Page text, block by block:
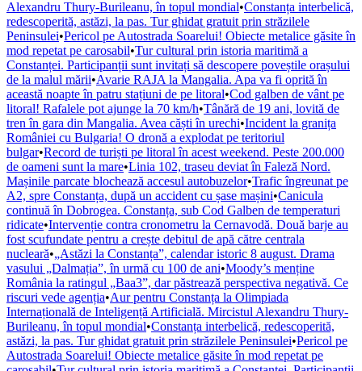
Alexandru Thury-Burileanu, în topul mondial•Constanța interbelică,
redescoperită, astăzi, la pas. Tur ghidat gratuit prin străzilele
Peninsulei•Pericol pe Autostrada Soarelui! Obiecte metalice găsite în
mod repetat pe carosabil•Tur cultural prin istoria maritimă a
Constanței. Participanții sunt invitați să descopere poveștile orașului
de la malul mării•Avarie RAJA la Mangalia. Apa va fi oprită în
această noapte în patru stațiuni de pe litoral•Cod galben de vânt pe
litoral! Rafalele pot ajunge la 70 km/h•Tânără de 19 ani, lovită de
tren în gara din Mangalia. Avea căști în urechi•Incident la granița
României cu Bulgaria! O dronă a explodat pe teritoriul
bulgar•Record de turiști pe litoral în acest weekend. Peste 200.000
de oameni sunt la mare•Linia 102, traseu deviat în Faleză Nord.
Mașinile parcate blochează accesul autobuzelor•Trafic îngreunat pe
A2, spre Constanța, după un accident cu șase mașini•Canicula
continuă în Dobrogea. Constanța, sub Cod Galben de temperaturi
ridicate•Intervenție contra cronometru la Cernavodă. Două barje au
fost scufundate pentru a crește debitul de apă către centrala
nucleară•„Astăzi la Constanța”, calendar istoric 8 august. Drama
vasului „Dalmația”, în urmă cu 100 de ani•Moody’s menține
România la ratingul „Baa3”, dar păstrează perspectiva negativă. Ce
riscuri vede agenția•Aur pentru Constanța la Olimpiada
Internațională de Inteligență Artificială. Mircistul Alexandru Thury-
Burileanu, în topul mondial•Constanța interbelică, redescoperită,
astăzi, la pas. Tur ghidat gratuit prin străzilele Peninsulei•Pericol pe
Autostrada Soarelui! Obiecte metalice găsite în mod repetat pe